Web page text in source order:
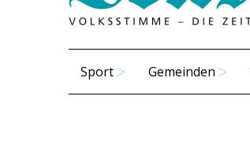
Sport Gemeinden